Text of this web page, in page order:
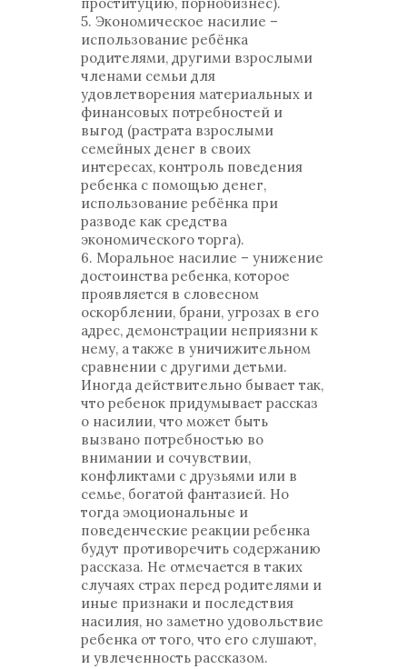
5. Экономическое насилие –
использование ребёнка
родителями, другими взрослыми
членами семьи для
удовлетворения материальных и
финансовых потребностей и
выгод (растрата взрослыми
семейных денег в своих
интересах, контроль поведения
ребенка с помощью денег,
использование ребёнка при
разводе как средства
экономического торга).
6. Моральное насилие – унижение
достоинства ребенка, которое
проявляется в словесном
оскорблении, брани, угрозах в его
адрес, демонстрации неприязни к
нему, а также в уничижительном
сравнении с другими детьми.
Иногда действительно бывает так,
что ребенок придумывает рассказ
о насилии, что может быть
вызвано потребностью во
внимании и сочувствии,
конфликтами с друзьями или в
семье, богатой фантазией. Но
тогда эмоциональные и
поведенческие реакции ребенка
будут противоречить содержанию
рассказа. Не отмечается в таких
случаях страх перед родителями и
иные признаки и последствия
насилия, но заметно удовольствие
ребенка от того, что его слушают,
и увлеченность рассказом.